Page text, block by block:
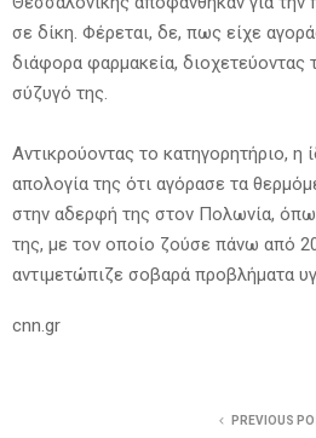
σε δίκη. Φέρεται, δε, πως είχε
διάφορα φαρμακεία, διοχετεύοντας
σύζυγό της.
Αντικρούοντας το κατηγορητήριο, η
απολογία της ότι αγόρασε τα
στην αδερφή της στον Πολωνία,
της, με τον οποίο ζούσε πάνω από
αντιμετώπιζε σοβαρά προβλήματα
cnn.gr
PREVIOUS